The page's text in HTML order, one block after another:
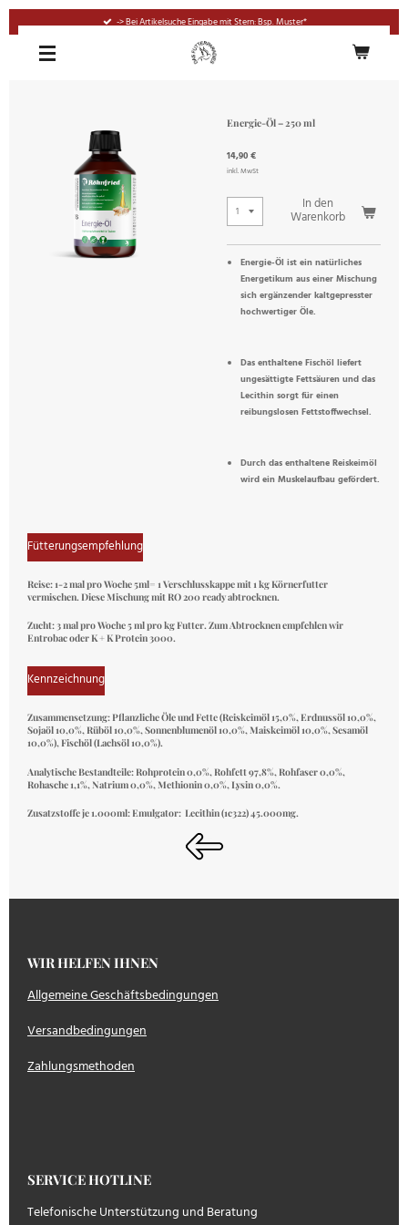
springen
-> Bei Artikelsuche Eingabe mit Stern: Bsp. Muster*
Energie-Öl – 250 ml
14,90 €
inkl. MwSt
In den
Warenkorb
Energie-Öl ist ein natürliches
Energetikum aus einer Mischung
sich ergänzender kaltgepresster
hochwertiger Öle.
Das enthaltene Fischöl liefert
ungesättigte Fettsäuren und das
Lecithin sorgt für einen
reibungslosen Fettstoffwechsel.
Durch das enthaltene Reiskeimöl
wird ein Muskelaufbau gefördert.
Fütterungsempfehlung
Reise: 1-2 mal pro Woche 5ml= 1 Verschlusskappe mit 1 kg Körnerfutter
vermischen. Diese Mischung mit RO 200 ready abtrocknen.
Zucht:3 mal pro Woche 5 ml pro kg Futter. Zum Abtrocknen empfehlen wir
Entrobac oder K + K Protein 3000.
Kennzeichnung
Zusammensetzung:Pflanzliche Öle und Fette (Reiskeimöl 15,0%, Erdnussöl 10,0%,
Sojaöl 10,0%, Rüböl 10,0%, Sonnenblumenöl 10,0%, Maiskeimöl 10,0%, Sesamöl
10,0%), Fischöl (Lachsöl 10,0%).
Analytische Bestandteile:Rohprotein 0,0%, Rohfett 97,8%, Rohfaser 0,0%,
Rohasche 1,1%, Natrium 0,0%, Methionin 0,0%, Lysin 0,0%.
Zusatzstoffe je 1.000ml: Emulgator: Lecithin (1c322) 45.000mg.
WIR HELFEN IHNEN
Allgemeine Geschäftsbedingungen
Versandbedingungen
Zahlungsmethoden
SERVICE HOTLINE
Telefonische Unterstützung und Beratung